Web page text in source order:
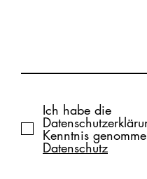
Ich habe die
Kenntnis
Datenschutz